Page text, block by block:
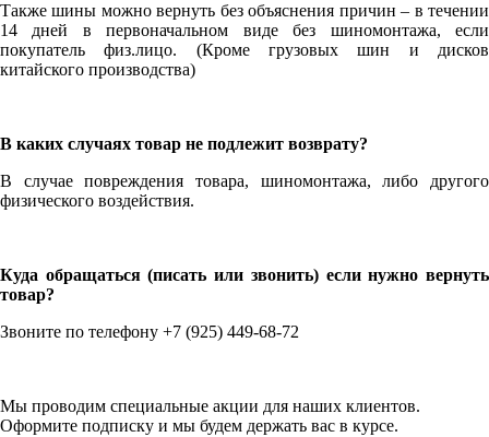
Также шины можно вернуть без объяснения причин – в течении
14 дней в первоначальном виде без шиномонтажа, если
покупатель физ.лицо. (Кроме грузовых шин и дисков
китайского производства)
В каких случаях товар не подлежит возврату?
В случае повреждения товара, шиномонтажа, либо другого
физического воздействия.
Куда обращаться (писать или звонить) если нужно вернуть
товар?
Звоните по телефону +7 (925) 449-68-72
Мы проводим специальные акции для наших клиентов.
Оформите подписку и мы будем держать вас в курсе.